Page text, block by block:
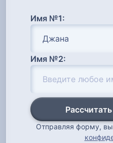
Имя №1:
Имя №2:
Отправляя форму, вы